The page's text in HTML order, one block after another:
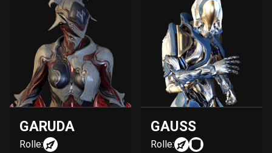
GARUDA
Rolle:
GAUSS
Rolle: